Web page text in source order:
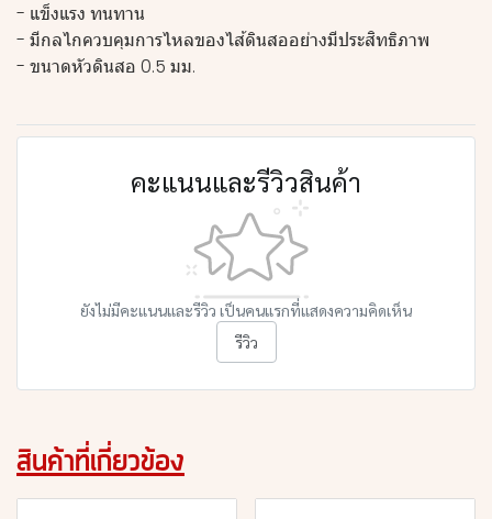
- แข็งแรง ทนทาน
- มีกลไกควบคุมการไหลของไส้ดินสออย่างมีประสิทธิภาพ
- ขนาดหัวดินสอ 0.5 มม.
คะแนนและรีวิวสินค้า
ยังไม่มีคะแนนและรีวิว เป็นคนแรกที่แสดงความคิดเห็น
รีวิว
สินค้าที่เกี่ยวข้อง